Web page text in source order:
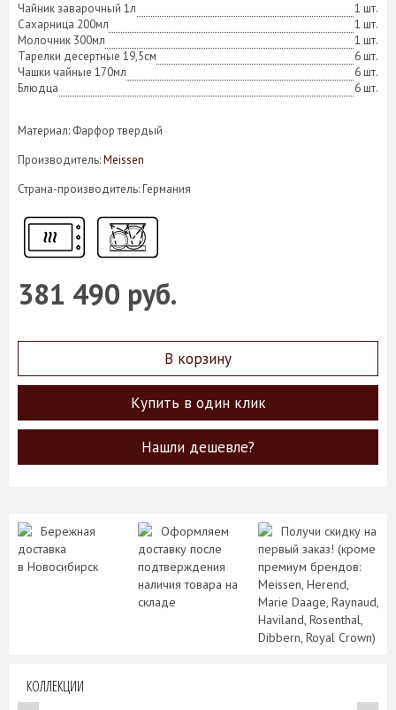
1 шт.
Чайник заварочный 1л
1 шт.
Сахарница 200мл
1 шт.
Молочник 300мл
6 шт.
Тарелки десертные 19,5см
6 шт.
Чашки чайные 170мл
6 шт.
Блюдца
Материал: Фарфор твердый
Производитель:Meissen
Страна-производитель: Германия
381 490 руб.
В корзину
Купить в один клик
Нашли дешевле?
Бережная
доставка
в Новосибирск
Оформляем
доставку после
подтверждения
наличия товара на
складе
Получи скидку на
первый заказ! (кроме
премиум брендов:
Meissen, Herend,
Marie Daage, Raynaud,
Haviland, Rosenthal,
Dibbern, Royal Crown)
КОЛЛЕКЦИИ